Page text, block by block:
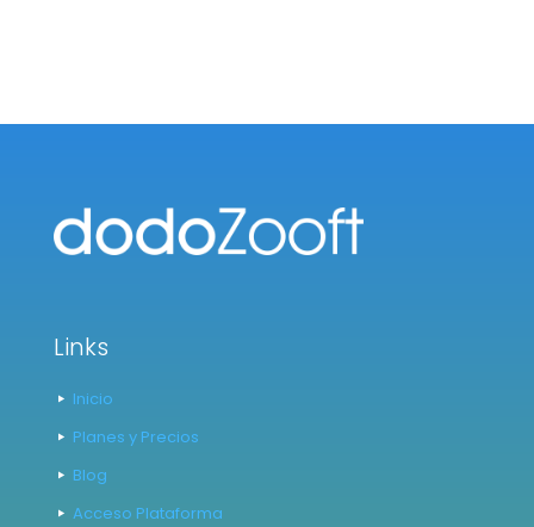
Links
Inicio
Planes y Precios
Blog
Acceso Plataforma